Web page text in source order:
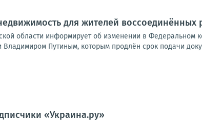
для жителей воссоединённых
области информирует об изменении в Федеральном
Путиным, которым продлён срок подачи
«Украина.ру»